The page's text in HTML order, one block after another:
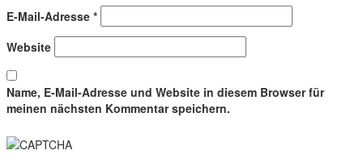
E-Mail-Adresse *
Website
Name, E-Mail-Adresse und Website in diesem Browser für
meinen nächsten Kommentar speichern.